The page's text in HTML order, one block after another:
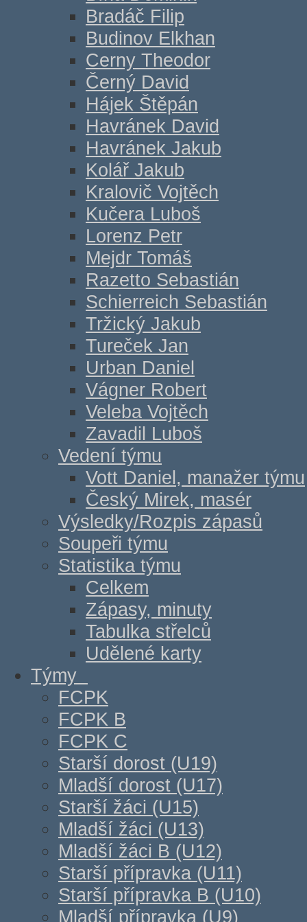
Bradáč Filip
Budinov Elkhan
Cerny Theodor
Černý David
Hájek Štěpán
Havránek David
Havránek Jakub
Kolář Jakub
Kralovič Vojtěch
Kučera Luboš
Lorenz Petr
Mejdr Tomáš
Razetto Sebastián
Schierreich Sebastián
Tržický Jakub
Tureček Jan
Urban Daniel
Vágner Robert
Veleba Vojtěch
Zavadil Luboš
Vedení týmu
Vott Daniel, manažer týmu
Český Mirek, masér
Výsledky/Rozpis zápasů
Soupeři týmu
Statistika týmu
Celkem
Zápasy, minuty
Tabulka střelců
Udělené karty
Týmy
FCPK
FCPK B
FCPK C
Starší dorost (U19)
Mladší dorost (U17)
Starší žáci (U15)
Mladší žáci (U13)
Mladší žáci B (U12)
Starší přípravka (U11)
Starší přípravka B (U10)
Mladší přípravka (U9)